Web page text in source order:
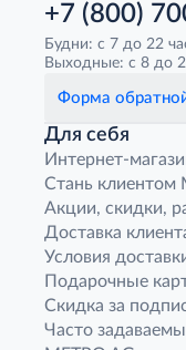
+7 (800)
Будни: с 7 до 22
Выходные: с 8 до
Форма
Для себя
Интернет-
Стань клиентом
Акции, скидки,
Доставка
Условия
Подарочные
Скидка за
Часто